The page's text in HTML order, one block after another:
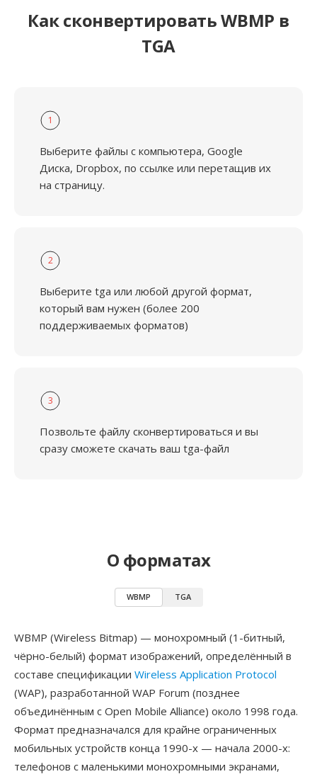
Как сконвертировать WBMP в
TGA
1
Выберите файлы с компьютера, Google
Диска, Dropbox, по ссылке или перетащив их
на страницу.
2
Выберите tga или любой другой формат,
который вам нужен (более 200
поддерживаемых форматов)
3
Позвольте файлу сконвертироваться и вы
сразу сможете скачать ваш tga-файл
О форматах
WBMP TGA
WBMP (Wireless Bitmap) — монохромный (1-битный,
чёрно-белый) формат изображений, определённый в
составе спецификации Wireless Application Protocol
(WAP), разработанной WAP Forum (позднее
объединённым с Open Mobile Alliance) около 1998 года.
Формат предназначался для крайне ограниченных
мобильных устройств конца 1990-х — начала 2000-х:
телефонов с маленькими монохромными экранами,